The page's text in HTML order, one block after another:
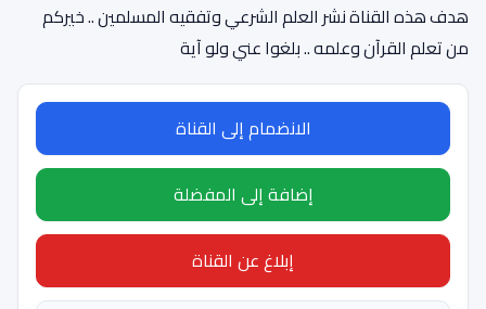
هدف هذه القناة نشر العلم الشرعي وتفقيه المسلمين .. خيركم
من تعلم القرآن وعلمه .. بلغوا عني ولو آية
الانضمام إلى القناة
إضافة إلى المفضلة
إبلاغ عن القناة